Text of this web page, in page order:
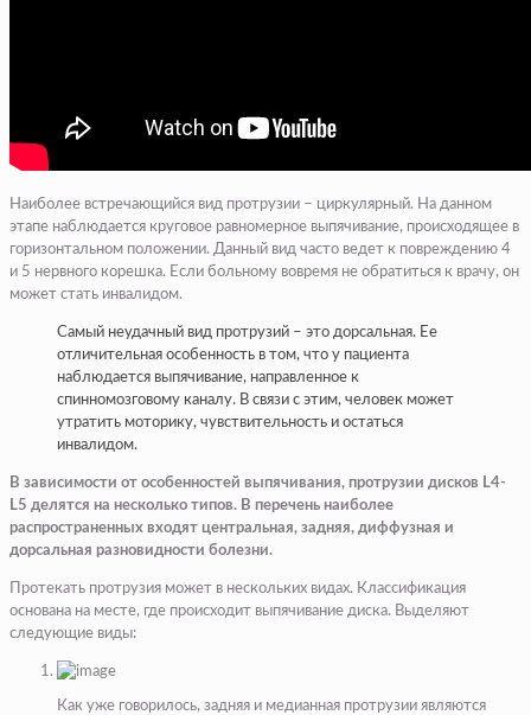
Наиболее встречающийся вид протрузии – циркулярный. На данном
этапе наблюдается круговое равномерное выпячивание, происходящее в
горизонтальном положении. Данный вид часто ведет к повреждению 4
и 5 нервного корешка. Если больному вовремя не обратиться к врачу, он
может стать инвалидом.
Самый неудачный вид протрузий – это дорсальная. Ее
отличительная особенность в том, что у пациента
наблюдается выпячивание, направленное к
спинномозговому каналу. В связи с этим, человек может
утратить моторику, чувствительность и остаться
инвалидом.
В зависимости от особенностей выпячивания, протрузии дисков L4-
L5 делятся на несколько типов. В перечень наиболее
распространенных входят центральная, задняя, диффузная и
дорсальная разновидности болезни.
Протекать протрузия может в нескольких видах. Классификация
основана на месте, где происходит выпячивание диска. Выделяют
следующие виды:
Как уже говорилось, задняя и медианная протрузии являются